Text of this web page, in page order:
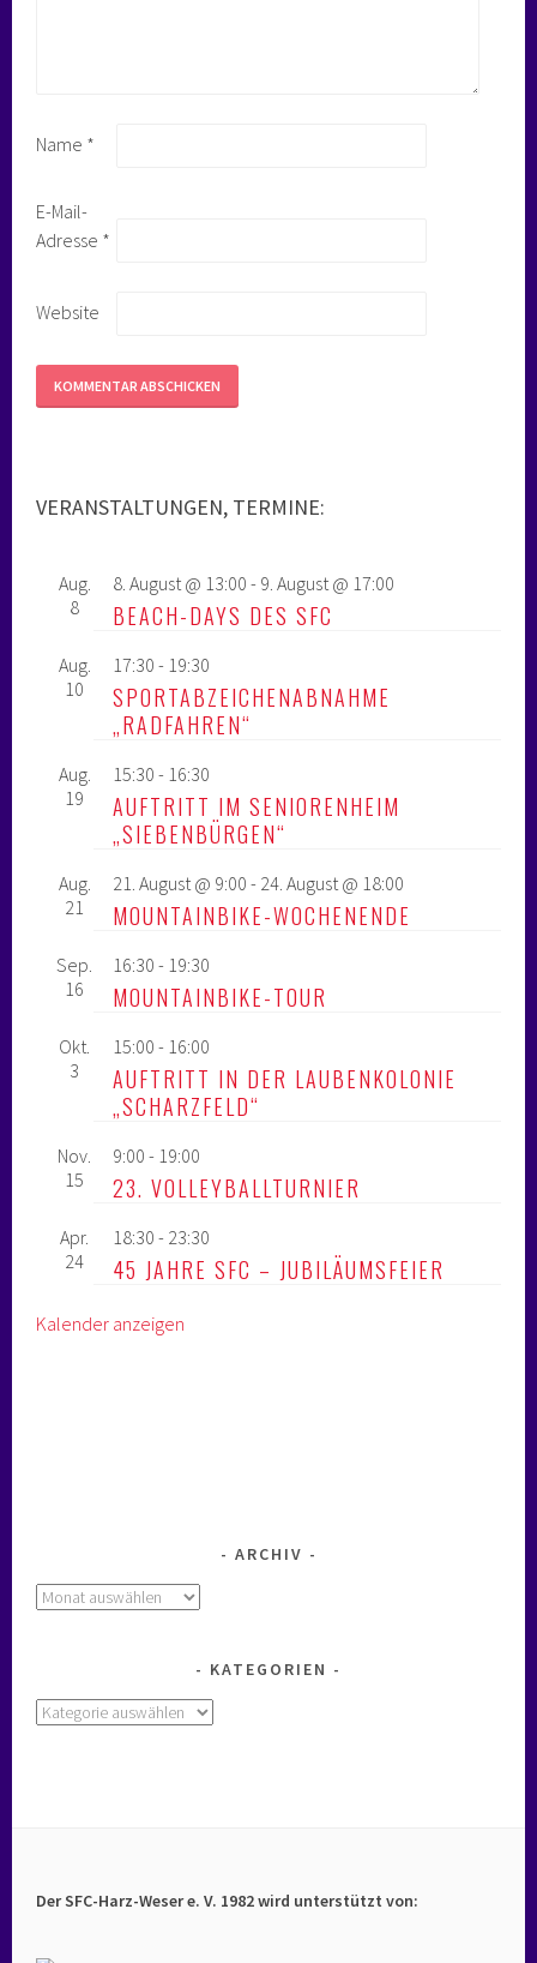
Name *
E-Mail-
Adresse *
Website
VERANSTALTUNGEN, TERMINE:
Aug.
8
8. August @ 13:00 - 9. August @ 17:00
BEACH-DAYS DES SFC
Aug.
10
17:30 - 19:30
SPORTABZEICHENABNAHME
„RADFAHREN“
Aug.
19
15:30 - 16:30
AUFTRITT IM SENIORENHEIM
„SIEBENBÜRGEN“
Aug.
21
21. August @ 9:00 - 24. August @ 18:00
MOUNTAINBIKE-WOCHENENDE
Sep.
16
16:30 - 19:30
MOUNTAINBIKE-TOUR
Okt.
3
15:00 - 16:00
AUFTRITT IN DER LAUBENKOLONIE
„SCHARZFELD“
Nov.
15
9:00 - 19:00
23. VOLLEYBALLTURNIER
Apr.
24
18:30 - 23:30
45 JAHRE SFC – JUBILÄUMSFEIER
Kalender anzeigen
ARCHIV
Archiv
KATEGORIEN
Kategorien
Der SFC-Harz-Weser e. V. 1982 wird unterstützt von: